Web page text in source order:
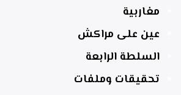
مغاربية
عين على مراكش
السلطة الرابعة
تحقيقات وملفات